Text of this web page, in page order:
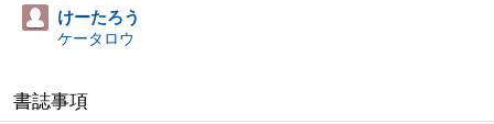
けーたろう
ケータロウ
書誌事項